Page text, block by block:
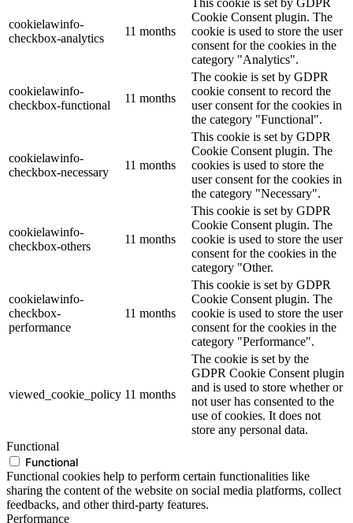
cookielawinfo-
checkbox-analytics
11 months
Cookie Consent plugin. The
cookie is used to store the user
consent for the cookies in the
category "Analytics".
cookielawinfo-
checkbox-functional
11 months
The cookie is set by GDPR
cookie consent to record the
user consent for the cookies in
the category "Functional".
cookielawinfo-
checkbox-necessary
11 months
This cookie is set by GDPR
Cookie Consent plugin. The
cookies is used to store the
user consent for the cookies in
the category "Necessary".
cookielawinfo-
checkbox-others
11 months
This cookie is set by GDPR
Cookie Consent plugin. The
cookie is used to store the user
consent for the cookies in the
category "Other.
cookielawinfo-
checkbox-
performance
11 months
This cookie is set by GDPR
Cookie Consent plugin. The
cookie is used to store the user
consent for the cookies in the
category "Performance".
viewed_cookie_policy 11 months
The cookie is set by the
GDPR Cookie Consent plugin
and is used to store whether or
not user has consented to the
use of cookies. It does not
store any personal data.
Functional
Functional
Functional cookies help to perform certain functionalities like
sharing the content of the website on social media platforms, collect
feedbacks, and other third-party features.
Performance